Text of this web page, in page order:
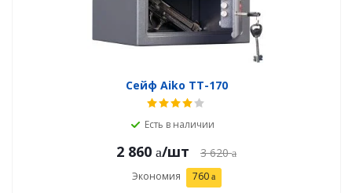
Сейф Aiko ТТ-170
Есть в наличии
2 860 /шт 3 620
Экономия 760